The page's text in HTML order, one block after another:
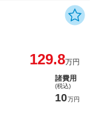
129.8万円
諸費用
(税込)
10万円